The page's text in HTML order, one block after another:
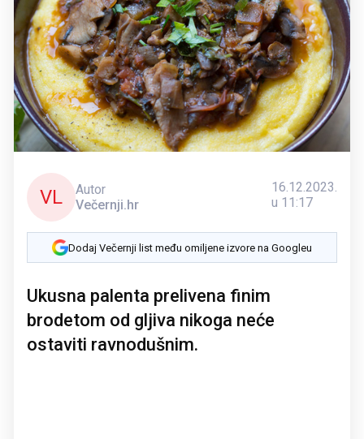
VL
Autor
Večernji.hr
16.12.2023.
u 11:17
Dodaj Večernji list među omiljene izvore na Googleu
Ukusna palenta prelivena finim
brodetom od gljiva nikoga neće
ostaviti ravnodušnim.